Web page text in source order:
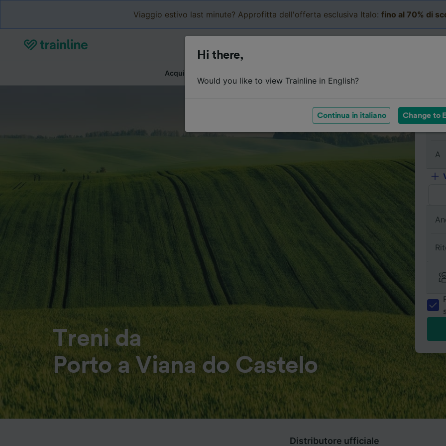
Viaggio estivo last minute? Approfitta dell'offerta esclusiva Italo: fino al 70% di
Acquista biglietti
Treni da
Porto a Viana do Castelo
Da
A
Distributore ufficiale
Hi there,
Would you like to view Trainline in English?
Continua in italiano Change to